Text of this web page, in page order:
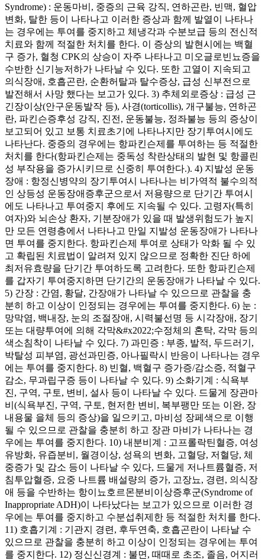
Syndrome) : 운동마비, 중증의 근육 강직, 연하곤란, 빈맥, 혈압
변화, 탈한 등이 나타나고 이러한 증상과 함께 발열이 나타나
는 경우에는 투여를 중지하고 체냉각과 수분보급 등의 전신적
치료와 함께 적절한 처치를 한다. 이 증상의 발현시에는 백혈
구 증가, 혈청 CPK의 상승이 자주 나타나고 미오글로빈뇨증을
수반한 신기능저하가 나타날 수 있다. 또한 고열이 지속되고
의식장애, 호흡곤란, 순환허탈과 탈수증상, 급성 신부전으로
발전해서 사망 했다는 보고가 있다. 3) 추체외로증상 : 급성 근
긴장이상(안구운동발작 등), 사경(torticollis), 개구불능, 연하곤
란, 파킨슨증후성 강직, 진전, 운동불능, 정좌불능 등의 증상이
보고되어 있고 보통 치료초기에 나타나지만 장기투여시에도
나타난다. 중증의 경우에는 항파킨슨제를 투여하는 등 적절한
처치를 한다(항파킨슨제는 중독성 착란상태의 발현 및 항콜린
성 부작용을 증가시키므로 신중히 투여한다.). 4) 지발성 운동
장애 : 항정신병약의 장기투여시 나타나는 비가역적 불수의적
인 상등성 운동장애증후군으로서 저용량으로 단기간 투여시
에도 나타나고 투여중지 후에도 지속될 수 있다. 고령자(특히
여자)와 뇌손상 환자, 기분장애가 있을 때 발생위험도가 높지
만 모든 연령층에서 나타나고 만일 지발성 운동장애가 나타나
면 투여를 중지한다. 항파킨슨제 투여로 상태가 악화 될 수 있
고 확립된 치료법이 알려져 있지 않으므로 정확한 진단 하에
최저유효량을 단기간 투여하도록 고려한다. 또한 항파킨슨제
를 갑자기 투여중지하면 단기간의 운동장애가 나타날 수 있다.
5) 간장 : 간염, 황달, 간장애가 나타날 수 있으므로 관찰을 충
분히 하고 이상이 인정되는 경우에는 투여를 중지한다. 6) 눈 :
망막염, 백내장, 눈의 조절장애, 시력불선명 등 시각장애, 장기
또는 대량투여에 의해 각막&#x2022;수정체의 혼탁, 각막 등의
색소침착이 나타날 수 있다. 7) 과민증 : 부종, 발적, 두드러기,
박탈성 피부염, 광선과민증, 아나필락시 반응이 나타나는 경우
에는 투여를 중지한다. 8) 빈혈, 백혈구 증가증/감소증, 적혈구
감소, 무과립구증 등이 나타날 수 있다. 9) 소화기계 : 식욕부
진, 구역, 구토, 변비, 설사 등이 나타날 수 있다. 드물게 장관마
비(식욕부진, 구역, 구토, 현저한 변비, 복부팽만 또는 이완, 장
내용물 을체 등의 증상)을 일으키고, 마비성 장페색으로 이행
될 수 있으므로 관찰을 충분히 하고 장관 마비가 나타나는 경
우에는 투여를 중지한다. 10) 내분비계 : 고프롤락틴혈증, 여성
유방화, 유즙분비, 월경이상, 성욕의 변화, 고혈당, 저혈당, 체
중증가 및 감소 등이 나타날 수 있다, 드물게 저나트륨혈증, 저
침투압혈증, 요중 나트륨 배설량의 증가, 고장뇨, 경련, 의식장
애 등을 수반하는 항이뇨호르몬분비이상증후군(Syndrome of
Inappropriate ADH)이 나타났다는 보고가 있으므로 이러한 경
우에는 투여를 중지하고 수분섭취제한 등 적절한 처치를 한다.
11) 호흡기계 : 기관지 경련, 후두연축, 호흡곤란이 나타날 수
있으므로 관찰을 충분히 하고 이상이 인정되는 경우에는 투여
를 중지한다. 12) 정신신경계 : 불면, 때때로 초조, 졸음, 어지러